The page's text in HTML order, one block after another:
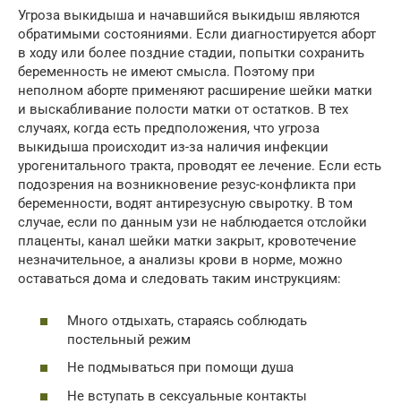
Угроза выкидыша и начавшийся выкидыш являются
обратимыми состояниями. Если диагностируется аборт
в ходу или более поздние стадии, попытки сохранить
беременность не имеют смысла. Поэтому при
неполном аборте применяют расширение шейки матки
и выскабливание полости матки от остатков. В тех
случаях, когда есть предположения, что угроза
выкидыша происходит из-за наличия инфекции
урогенитального тракта, проводят ее лечение. Если есть
подозрения на возникновение резус-конфликта при
беременности, водят антирезусную свыротку. В том
случае, если по данным узи не наблюдается отслойки
плаценты, канал шейки матки закрыт, кровотечение
незначительное, а анализы крови в норме, можно
оставаться дома и следовать таким инструкциям:
Много отдыхать, стараясь соблюдать
постельный режим
Не подмываться при помощи душа
Не вступать в сексуальные контакты